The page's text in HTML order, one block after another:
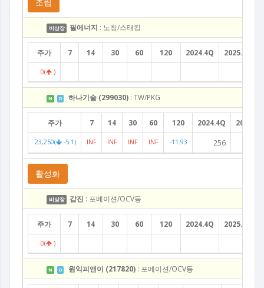
비상장 필에너지 : 노칭/스태킹
주가 7 14 30 60 120 2024.4Q 2025.1Q
0( )
N D 하나기술 (299030) : TW/PKG
주가 7 14 30 60 120 2024.4Q 2025.1Q
23,250( -5.1) INF INF INF INF -11.93 256
활성화
비상장 갑진 : 포메이션/OCV등
주가 7 14 30 60 120 2024.4Q 2025.1Q
0( )
N D 원익피앤이 (217820) : 포메이션/OCV등